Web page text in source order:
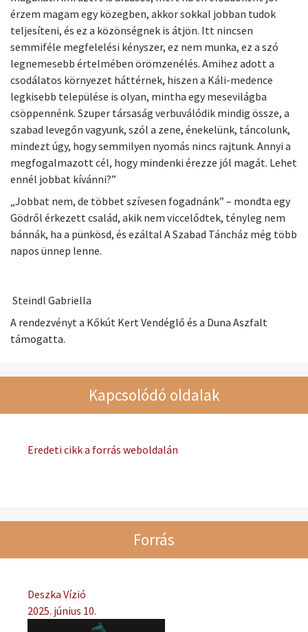
érzem magam egy közegben, akkor sokkal jobban tudok
teljesíteni, és ez a közönségnek is átjön. Itt nincsen
semmiféle megfelelési kényszer, ez nem munka, ez a szó
legnemesebb értelmében örömzenélés. Amihez adott a
csodálatos környezet háttérnek, hiszen a Káli-medence
legkisebb települése is olyan, mintha egy mesevilágba
csöppennénk. Szuper társaság verbuválódik mindig össze, a
szabad levegőn vagyunk, szól a zene, énekelünk, táncolunk,
mindezt úgy, hogy semmilyen nyomás nincs rajtunk. Annyi a
megfogalmazott cél, hogy mindenki érezze jól magát. Lehet
ennél jobbat kívánni?”
„Jobbat nem, de többet szívesen fogadnánk” – mondta egy
Gödről érkezett család, akik nem viccelődtek, tényleg nem
bánnák, ha a pünkösd, és ezáltal A Szabad Táncház még több
napos ünnep lenne.
Steindl Gabriella
A rendezvényt a Kőkút Kert Vendéglő és a Duna Aszfalt
támogatta.
Kapcsolódó oldalak
Eredeti cikk a forrás weboldalán
Forrás
Deszka Vízió
2025. június 10.